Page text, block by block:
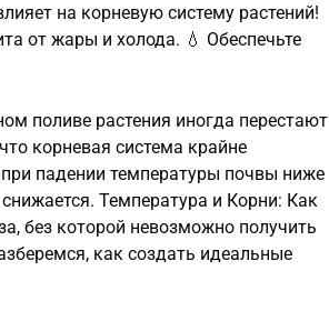
на корневую систему растений!
от жары и холода. 💧 Обеспечьте
поливе растения иногда перестают
корневая система крайне
падении температуры почвы ниже
Температура и Корни: Как
без которой невозможно получить
как создать идеальные